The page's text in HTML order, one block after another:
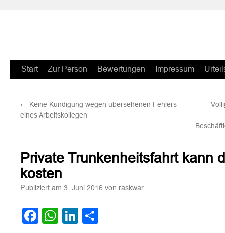
Zum
springen
Start Zur Person Bewertungen Impressum
← Keine Kündigung wegen übersehenen Fehlers
eines Arbeitskollegen
Private Trunkenheitsfahrt kann
kosten
Publiziert am 3. Juni 2016 von raskwar
Facebook
WhatsApp
LinkedIn